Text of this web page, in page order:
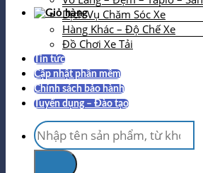
Dịch Vụ Chăm Sóc Xe
Hàng Khác – Độ Chế Xe
Đồ Chơi Xe Tải
Tin tức
Cập nhật phần mềm
Chính sách bảo hành
Tuyển dụng – Đào tạo
Tìm
kiếm: